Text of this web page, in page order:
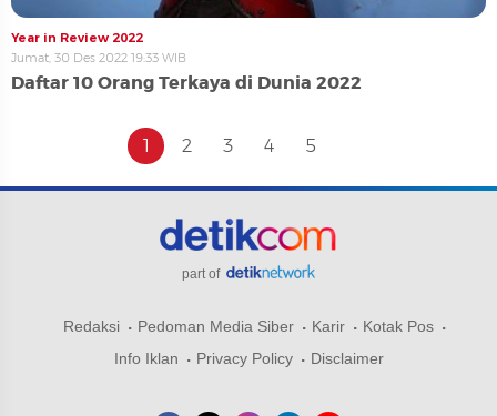
Year in Review 2022
Jumat, 30 Des 2022 19:33 WIB
Daftar 10 Orang Terkaya di Dunia 2022
1 2 3 4 5
part of
Redaksi Pedoman Media Siber Karir
Kotak Pos
Info Iklan
Privacy Policy Disclaimer